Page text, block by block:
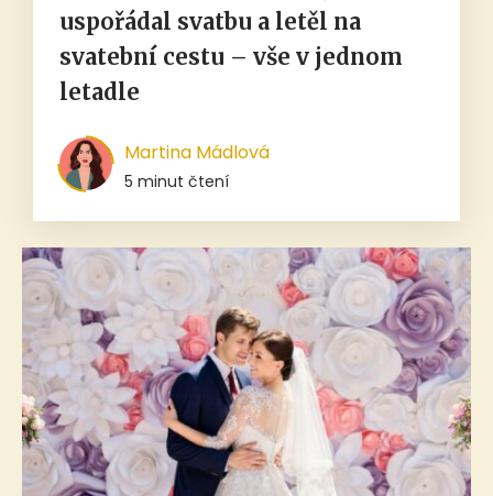
uspořádal svatbu a letěl na
svatební cestu – vše v jednom
letadle
Martina Mádlová
5 minut čtení